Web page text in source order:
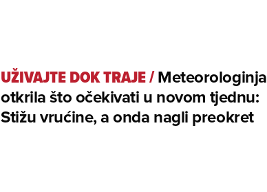
UŽIVAJTE DOK TRAJE/Meteorologinja
otkrila što očekivati u novom tjednu:
Stižu vrućine, a onda nagli preokret